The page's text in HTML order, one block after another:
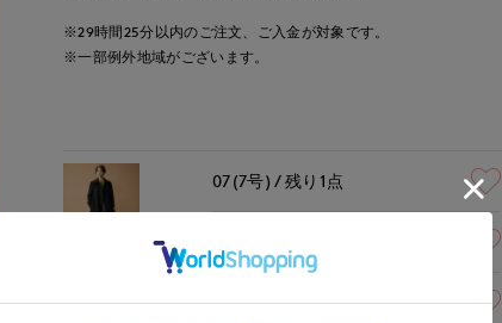
モデル身長:167cm 着用サイズ:09(M)
※29時間25分以内のご注文、ご入金が対象です。
※一部例外地域がございます。
￥286,000 (税込)
07(7号) 残り1点
11(11号) 在庫なし